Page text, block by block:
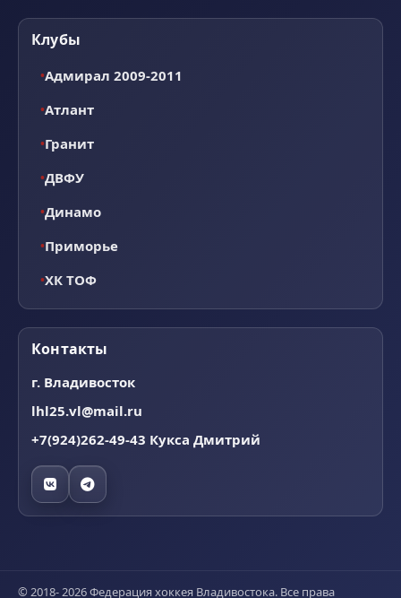
Клубы
Адмирал 2009-2011
Атлант
Гранит
ДВФУ
Динамо
Приморье
ХК ТОФ
Контакты
г. Владивосток
lhl25.vl@mail.ru
+7(924)262-49-43 Кукса Дмитрий
© 2018- 2026 Федерация хоккея Владивостока. Все права